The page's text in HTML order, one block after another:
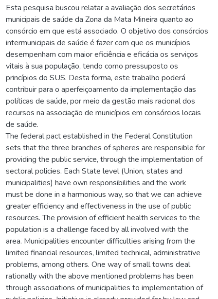
Esta pesquisa buscou relatar a avaliação dos secretários
municipais de saúde da Zona da Mata Mineira quanto ao
consórcio em que está associado. O objetivo dos consórcios
intermunicipais de saúde é fazer com que os municípios
desempenham com maior eficiência e eficácia os serviços
vitais à sua população, tendo como pressuposto os
princípios do SUS. Desta forma, este trabalho poderá
contribuir para o aperfeiçoamento da implementação das
políticas de saúde, por meio da gestão mais racional dos
recursos na associação de municípios em consórcios locais
de saúde.
The federal pact established in the Federal Constitution
sets that the three branches of spheres are responsible for
providing the public service, through the implementation of
sectoral policies. Each State level (Union, states and
municipalities) have own responsibilities and the work
must be done in a harmonious way, so that we can achieve
greater efficiency and effectiveness in the use of public
resources. The provision of efficient health services to the
population is a challenge faced by all involved with the
area. Municipalities encounter difficulties arising from the
limited financial resources, limited technical, administrative
problems, among others. One way of small towns deal
rationally with the above mentioned problems has been
through associations of municipalities to implementation of